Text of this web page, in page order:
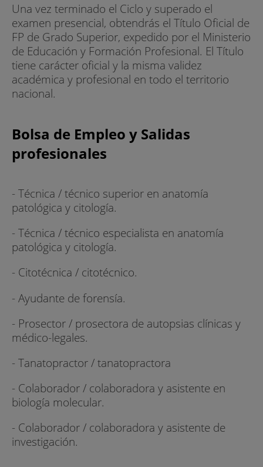
Una vez terminado el Ciclo y superado el
examen presencial, obtendrás el Título Oficial de
FP de Grado Superior, expedido por el Ministerio
de Educación y Formación Profesional. El Título
tiene carácter oficial y la misma validez
académica y profesional en todo el territorio
nacional.
Bolsa de Empleo y Salidas
profesionales
- Técnica / técnico superior en anatomía
patológica y citología.
- Técnica / técnico especialista en anatomía
patológica y citología.
- Citotécnica / citotécnico.
- Ayudante de forensía.
- Prosector / prosectora de autopsias clínicas y
médico-legales.
- Tanatopractor / tanatopractora
- Colaborador / colaboradora y asistente en
biología molecular.
- Colaborador / colaboradora y asistente de
investigación.